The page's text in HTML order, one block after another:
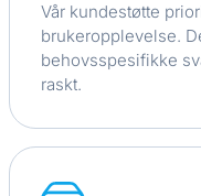
Vår kundestøtte
brukeropplevelse.
behovsspesifikke
raskt.